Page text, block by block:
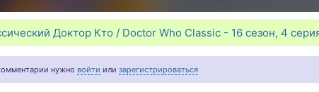
Доктор Кто / Doctor Who Classic - 16 сезон, 4
нужно войти или зарегистрироваться